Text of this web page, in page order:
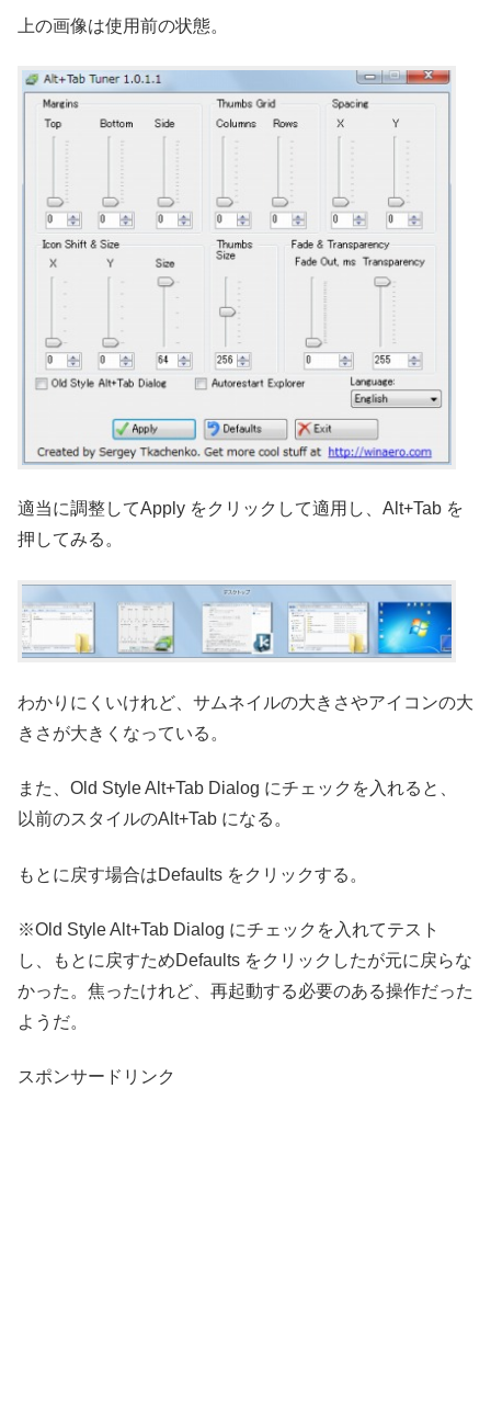
上の画像は使用前の状態。
適当に調整してApply をクリックして適用し、Alt+Tab を
押してみる。
わかりにくいけれど、サムネイルの大きさやアイコンの大
きさが大きくなっている。
また、Old Style Alt+Tab Dialog にチェックを入れると、
以前のスタイルのAlt+Tab になる。
もとに戻す場合はDefaults をクリックする。
※Old Style Alt+Tab Dialog にチェックを入れてテスト
し、もとに戻すためDefaults をクリックしたが元に戻らな
かった。焦ったけれど、再起動する必要のある操作だった
ようだ。
スポンサードリンク